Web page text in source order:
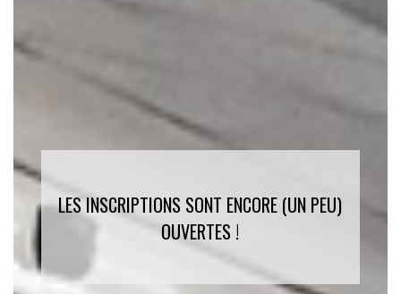
LES INSCRIPTIONS SONT ENCORE (UN PEU)
OUVERTES !